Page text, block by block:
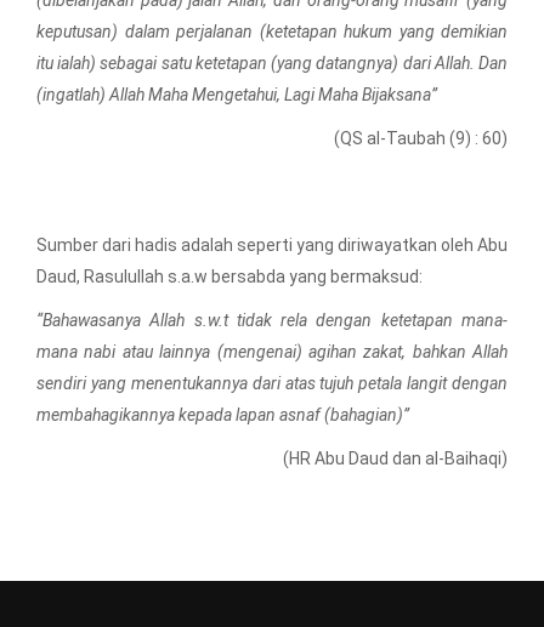
keputusan) dalam perjalanan (ketetapan hukum yang demikian
itu ialah) sebagai satu ketetapan (yang datangnya) dari Allah. Dan
(ingatlah) Allah Maha Mengetahui, Lagi Maha Bijaksana”
(QS al-Taubah (9) : 60)
Sumber dari hadis adalah seperti yang diriwayatkan oleh Abu
Daud, Rasulullah s.a.w bersabda yang bermaksud:
“Bahawasanya Allah s.w.t tidak rela dengan ketetapan mana-
mana nabi atau lainnya (mengenai) agihan zakat, bahkan Allah
sendiri yang menentukannya dari atas tujuh petala langit dengan
membahagikannya kepada lapan asnaf (bahagian)”
(HR Abu Daud dan al-Baihaqi)